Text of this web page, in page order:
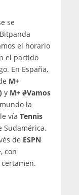
se
el horario
el partido
En España,
M+
yM+ #Vamos
la
vía Tennis
Sudamérica,
de ESPN
, con